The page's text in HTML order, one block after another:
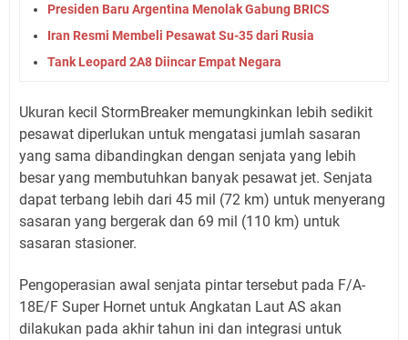
Presiden Baru Argentina Menolak Gabung BRICS
Iran Resmi Membeli Pesawat Su-35 dari Rusia
Tank Leopard 2A8 Diincar Empat Negara
Ukuran kecil StormBreaker memungkinkan lebih sedikit
pesawat diperlukan untuk mengatasi jumlah sasaran
yang sama dibandingkan dengan senjata yang lebih
besar yang membutuhkan banyak pesawat jet. Senjata
dapat terbang lebih dari 45 mil (72 km) untuk menyerang
sasaran yang bergerak dan 69 mil (110 km) untuk
sasaran stasioner.
Pengoperasian awal senjata pintar tersebut pada F/A-
18E/F Super Hornet untuk Angkatan Laut AS akan
dilakukan pada akhir tahun ini dan integrasi untuk